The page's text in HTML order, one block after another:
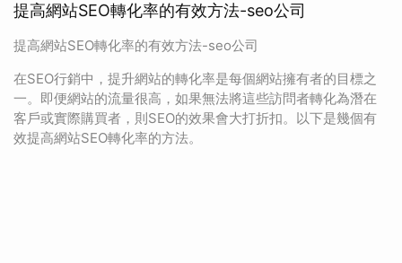
提高網站SEO轉化率的有效方法-seo公司
提高網站SEO轉化率的有效方法-seo公司
在SEO行銷中，提升網站的轉化率是每個網站擁有者的目標之
一。即便網站的流量很高，如果無法將這些訪問者轉化為潛在
客戶或實際購買者，則SEO的效果會大打折扣。以下是幾個有
效提高網站SEO轉化率的方法。